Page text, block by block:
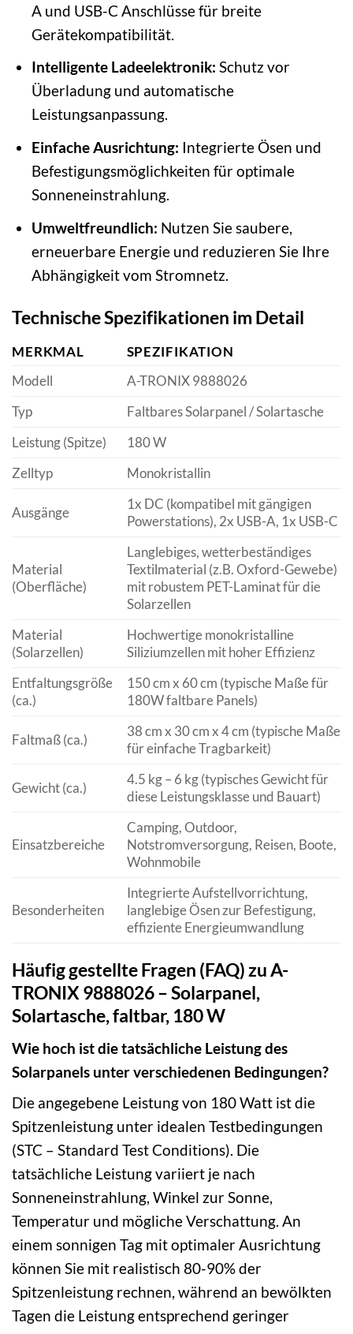
A und USB-C Anschlüsse für breite
Gerätekompatibilität.
Intelligente Ladeelektronik: Schutz vor
Überladung und automatische
Leistungsanpassung.
Einfache Ausrichtung: Integrierte Ösen und
Befestigungsmöglichkeiten für optimale
Sonneneinstrahlung.
Umweltfreundlich: Nutzen Sie saubere,
erneuerbare Energie und reduzieren Sie Ihre
Abhängigkeit vom Stromnetz.
Technische Spezifikationen im Detail
MERKMAL
SPEZIFIKATION
Modell
A-TRONIX 9888026
Typ
Faltbares Solarpanel / Solartasche
Leistung (Spitze)
180 W
Zelltyp
Monokristallin
Ausgänge
1x DC (kompatibel mit gängigen
Powerstations), 2x USB-A, 1x USB-C
Material
(Oberfläche)
Langlebiges, wetterbeständiges
Textilmaterial (z.B. Oxford-Gewebe)
mit robustem PET-Laminat für die
Solarzellen
Material
(Solarzellen)
Hochwertige monokristalline
Siliziumzellen mit hoher Effizienz
Entfaltungsgröße
(ca.)
150 cm x 60 cm (typische Maße für
180W faltbare Panels)
Faltmaß (ca.)
38 cm x 30 cm x 4 cm (typische Maße
für einfache Tragbarkeit)
Gewicht (ca.)
4.5 kg – 6 kg (typisches Gewicht für
diese Leistungsklasse und Bauart)
Einsatzbereiche
Camping, Outdoor,
Notstromversorgung, Reisen, Boote,
Wohnmobile
Besonderheiten
Integrierte Aufstellvorrichtung,
langlebige Ösen zur Befestigung,
effiziente Energieumwandlung
Häufig gestellte Fragen (FAQ) zu A-
TRONIX 9888026 – Solarpanel,
Solartasche, faltbar, 180 W
Wie hoch ist die tatsächliche Leistung des
Solarpanels unter verschiedenen Bedingungen?
Die angegebene Leistung von 180 Watt ist die
Spitzenleistung unter idealen Testbedingungen
(STC – Standard Test Conditions). Die
tatsächliche Leistung variiert je nach
Sonneneinstrahlung, Winkel zur Sonne,
Temperatur und mögliche Verschattung. An
einem sonnigen Tag mit optimaler Ausrichtung
können Sie mit realistisch 80-90% der
Spitzenleistung rechnen, während an bewölkten
Tagen die Leistung entsprechend geringer